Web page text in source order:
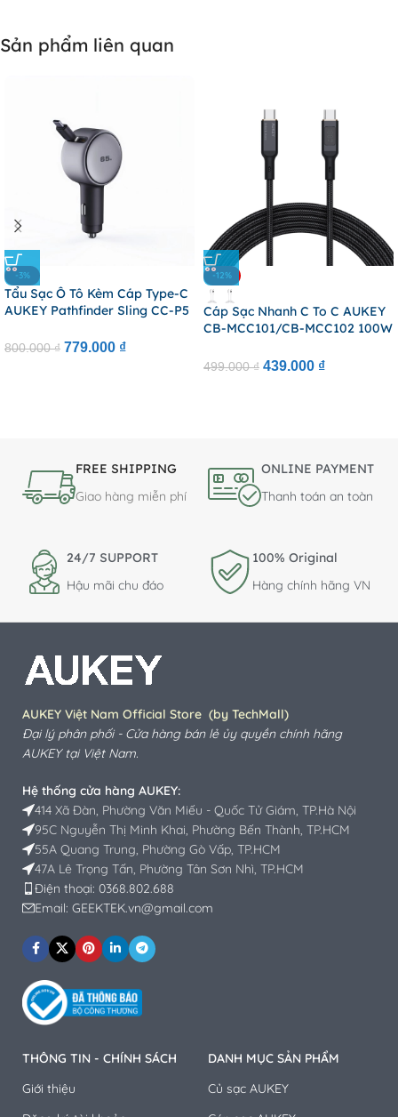
Sản phẩm liên quan
-3%
Tẩu Sạc Ô Tô Kèm Cáp Type-C
AUKEY Pathfinder Sling CC-P5
LED Indicator Light)
800.000₫ 779.000 ₫
-12%
Cáp Sạc Nhanh C To C AUKEY
CB-MCC101/CB-MCC102 100W
480Mbps)
499.000₫ 439.000 ₫
FREE SHIPPING
Giao hàng miễn phí
ONLINE PAYMENT
Thanh toán an toàn
24/7 SUPPORT
Hậu mãi chu đáo
100% Original
Hàng chính hãng VN
AUKEY Việt Nam Official Store (by TechMall)
Đại lý phân phối - Cửa hàng bán lẻ ủy quyền chính hãng
AUKEYtại Việt Nam.
Hệ thống cửa hàng AUKEY:
414 Xã Đàn, Phường Văn Miếu - Quốc Tử Giám, TP.Hà Nội
95C Nguyễn Thị Minh Khai, Phường Bến Thành, TP.HCM
55A Quang Trung, Phường Gò Vấp, TP.HCM
47A Lê Trọng Tấn, Phường Tân Sơn Nhì, TP.HCM
Điện thoại: 0368.802.688
Email: GEEKTEK.vn@gmail.com
THÔNG TIN - CHÍNH SÁCH
Giới thiệu
DANH MỤC SẢN PHẨM
Củ sạc AUKEY